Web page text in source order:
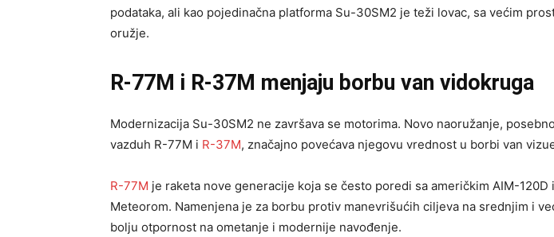
podataka, ali kao pojedinačna platforma Su-30SM2 je teži lovac, sa većim
oružje.
R-77M i R-37M menjaju borbu van vidokruga
Modernizacija Su-30SM2 ne završava se motorima. Novo naoružanje,
vazduh R-77M i R-37M, značajno povećava njegovu vrednost u borbi van
R-77M je raketa nove generacije koja se često poredi sa američkim AIM-120D
Meteorom. Namenjena je za borbu protiv manevrišućih ciljeva na srednjim i
bolju otpornost na ometanje i modernije navođenje.